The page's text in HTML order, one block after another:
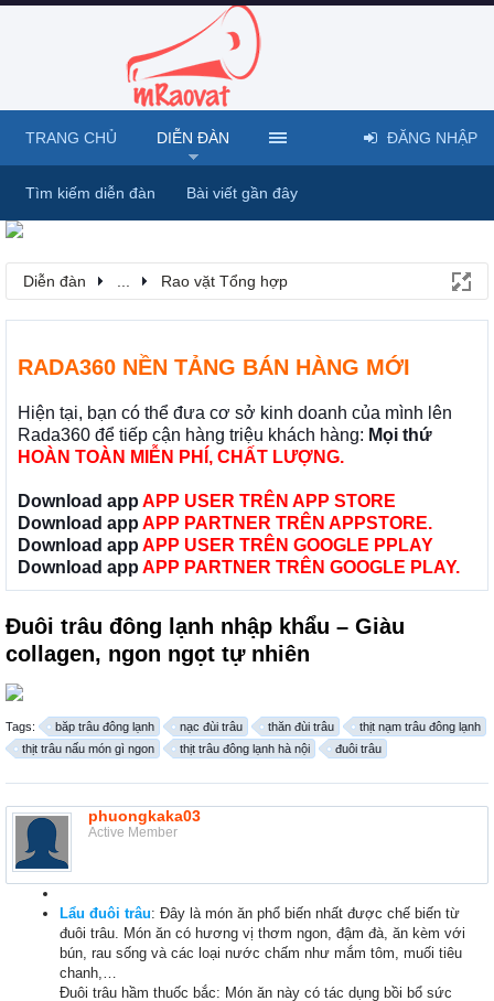
Diễn đàn Rao vặt Tổng hợp
RADA360 NỀN TẢNG BÁN HÀNG MỚI
Hiện tại, bạn có thể đưa cơ sở kinh doanh của mình lên
Rada360 để tiếp cận hàng triệu khách hàng: Mọi thứ
HOÀN TOÀN MIỄN PHÍ, CHẤT LƯỢNG.
Download app APP USER TRÊN APP STORE
Download app APP PARTNER TRÊN APPSTORE.
Download app APP USER TRÊN GOOGLE PPLAY
Download app APP PARTNER TRÊN GOOGLE PLAY.
Đuôi trâu đông lạnh nhập khẩu – Giàu
collagen, ngon ngọt tự nhiên
Tags: băp trâu đông lạnh nạc đùi trâu thăn đùi trâu
thịt nạm trâu đông lạnh
thịt trâu nấu món gì ngon
thịt trâu đông lạnh hà nội đuôi trâu
phuongkaka03
Active Member
Lẩu đuôi trâu: Đây là món ăn phổ biến nhất được chế biến từ
đuôi trâu. Món ăn có hương vị thơm ngon, đậm đà, ăn kèm với
bún, rau sống và các loại nước chấm như mắm tôm, muối tiêu
chanh,…
Đuôi trâu hầm thuốc bắc: Món ăn này có tác dụng bồi bổ sức
TRANG CHỦ DIỄN ĐÀN
Tìm kiếm diễn đàn Bài viết gần đây
ĐĂNG NHẬP